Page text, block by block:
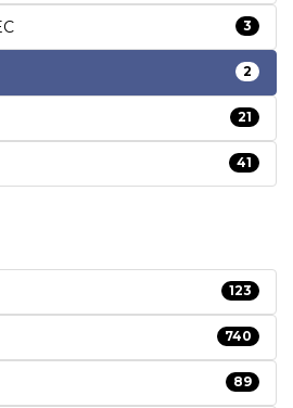
3
2
21
41
123
740
89